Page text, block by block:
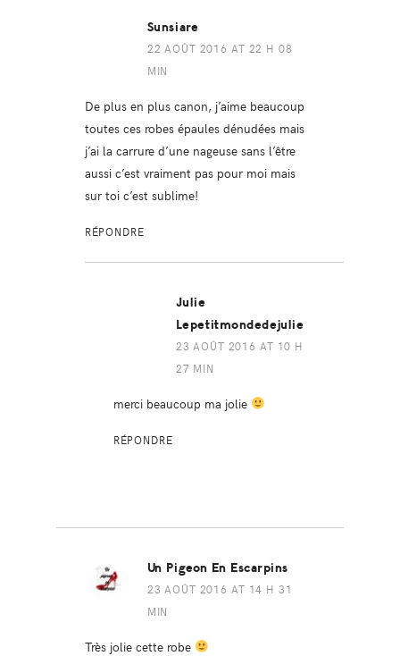
Sunsiare
22 AOÛT 2016 AT 22 H 08
MIN
De plus en plus canon, j’aime beaucoup
toutes ces robes épaules dénudées mais
j’ai la carrure d’une nageuse sans l’être
aussi c’est vraiment pas pour moi mais
sur toi c’est sublime!
RÉPONDRE
Julie
Lepetitmondedejulie
23 AOÛT 2016 AT 10 H
27 MIN
merci beaucoup ma jolie
RÉPONDRE
Un Pigeon En Escarpins
23 AOÛT 2016 AT 14 H 31
MIN
Très jolie cette robe